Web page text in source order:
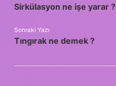
Sirkülasyon ne işe yarar ?
Sonraki Yazı
Tıngırak ne demek ?